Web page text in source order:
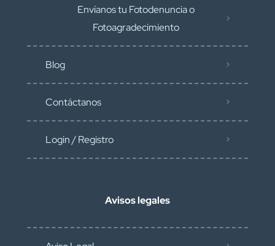
Envíanos tu Fotodenuncia o
Fotoagradecimiento
Blog
Contáctanos
Login / Registro
Avisos legales